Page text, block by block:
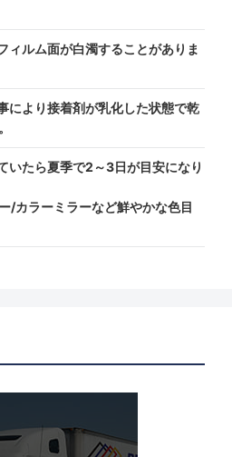
ィルム面が白濁することがありま
により接着剤が乳化した状態で乾
いたら夏季で2～3日が目安になり
/カラーミラーなど鮮やかな色目